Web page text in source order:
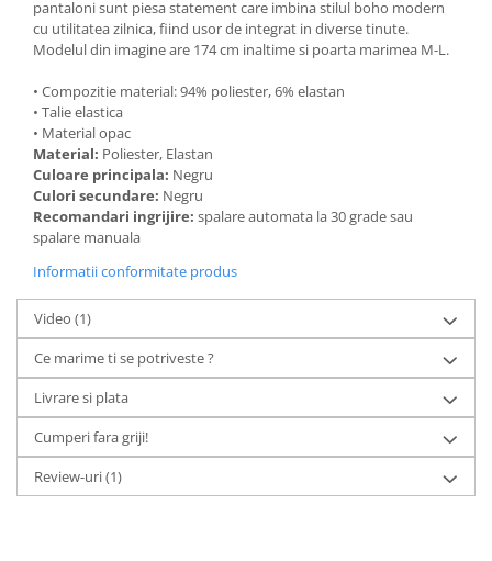
pantaloni sunt piesa statement care imbina stilul boho modern
cu utilitatea zilnica, fiind usor de integrat in diverse tinute.
Modelul din imagine are 174 cm inaltime si poarta marimea M-L.
• Compozitie material: 94% poliester, 6% elastan
• Talie elastica
• Material opac
Material: Poliester, Elastan
Culoare principala: Negru
Culori secundare: Negru
Recomandari ingrijire: spalare automata la 30 grade sau
spalare manuala
Informatii conformitate produs
Video (1)
Ce marime ti se potriveste ?
Livrare si plata
Cumperi fara griji!
Review-uri(1)